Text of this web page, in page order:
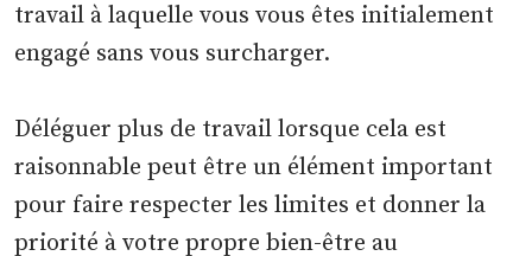
travail à laquelle vous vous êtes initialement
engagé sans vous surcharger.
Déléguer plus de travail lorsque cela est
raisonnable peut être un élément important
pour faire respecter les limites et donner la
priorité à votre propre bien-être au